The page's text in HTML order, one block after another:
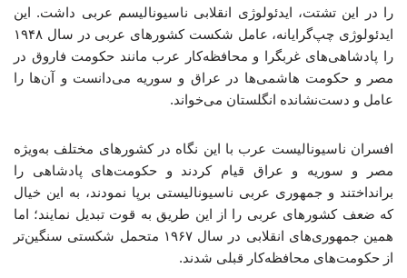
را در این تشتت، ایدئولوژی انقلابی ناسیونالیسم عربی داشت. این
ایدئولوژی چپ‌گرایانه، عامل شکست کشورهای عربی در سال ۱۹۴۸
را پادشاهی‌های غربگرا و محافظه‌کار عرب مانند حکومت فاروق در
مصر و حکومت هاشمی‌ها در عراق و سوریه می‌دانست و آن‌ها را
عامل و دست‌نشانده انگلستان می‌خواند.
افسران ناسیونالیست عرب با این نگاه در کشورهای مختلف به‌ویژه
مصر و سوریه و عراق قیام کردند و حکومت‌های پادشاهی را
برانداختند و جمهوری عربی ناسیونالیستی برپا نمودند، به این خیال
که ضعف کشورهای عربی را از این طریق به قوت تبدیل نمایند؛ اما
همین جمهوری‌های انقلابی در سال ۱۹۶۷ متحمل شکستی سنگین‌تر
از حکومت‌های محافظه‌کار قبلی شدند.